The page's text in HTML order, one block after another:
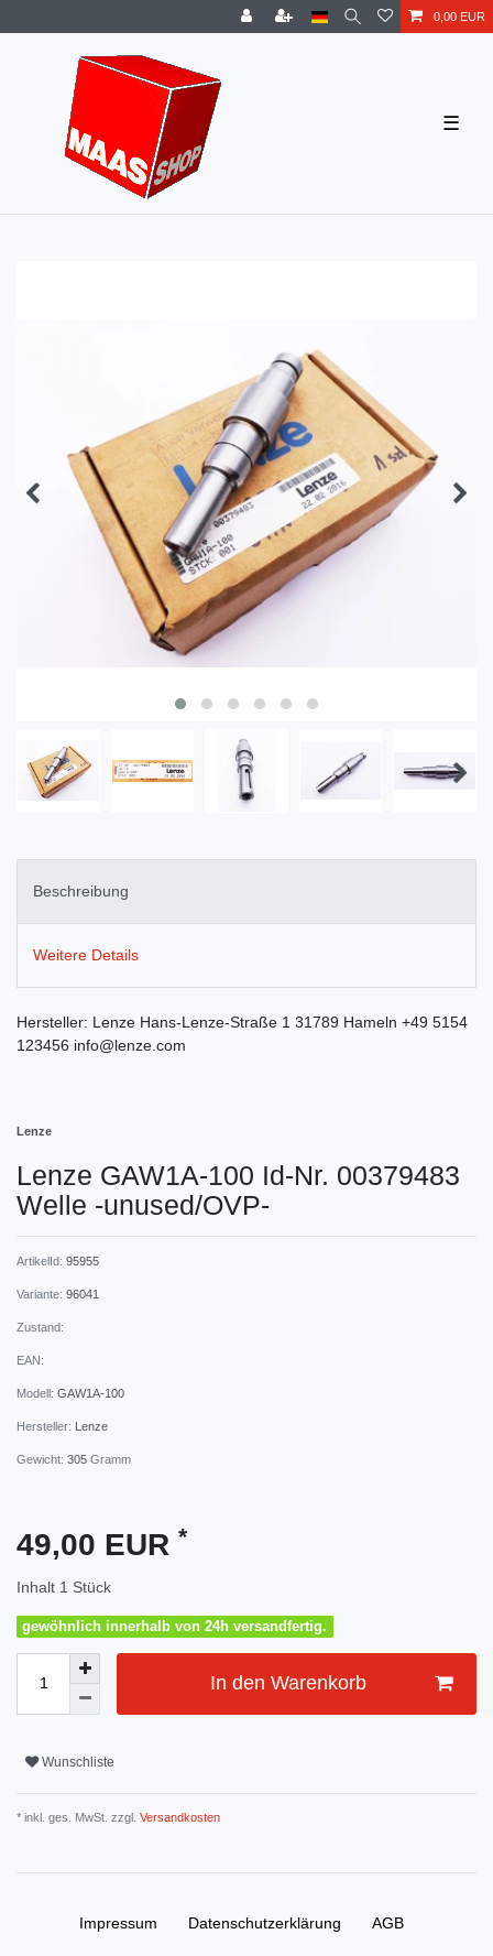
0,00 EUR
☰
Beschreibung
Weitere Details
Hersteller: Lenze Hans-Lenze-Straße 1 31789 Hameln +49 5154
123456 info@lenze.com
Lenze
Lenze GAW1A-100 Id-Nr. 00379483
Welle -unused/OVP-
ArtikelId: 95955
Variante: 96041
Zustand:
EAN:
Modell: GAW1A-100
Hersteller: Lenze
Gewicht: 305 Gramm
49,00 EUR *
Inhalt 1 Stück
gewöhnlich innerhalb von 24h versandfertig.
In den Warenkorb
Wunschliste
* inkl. ges. MwSt. zzgl. Versandkosten
Impressum Daten­schutz­erklärung AGB